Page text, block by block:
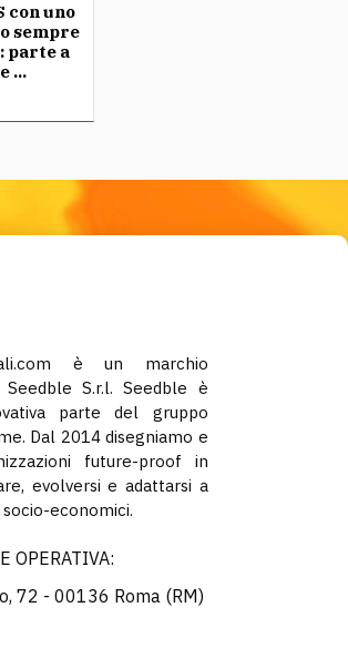
con uno
sempre
parte a
...
è un marchio
S.r.l. Seedble è
parte del gruppo
Dal 2014 disegniamo e
future-proof in
evolversi e adattarsi a
economici.
OPERATIVA:
72 - 00136 Roma (RM)